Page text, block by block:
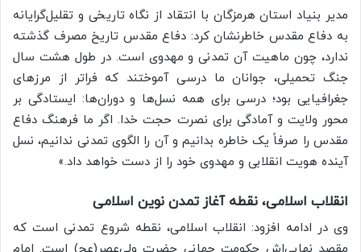
مدیر بنیاد استان هرمزگان با انتقاد از نگاه تاریخی و تقلیل‌گرایانه
به دفاع مقدس خاطرنشان کرد: دفاع مقدس تاریخ مصرف گذشته
ندارد، چون ماهیت آن تمدنی و مهدوی است. در طول هشت سال
جنگ تحمیلی، جوانان ما درسی آموختند که فراتر از مرزهای
جغرافیایی بود؛ درسی برای همه نسل‌ها و دوران‌ها: ایستادگی بر
محور ولایت و آمادگی برای نصرت حجت خدا. اگر ما فرهنگ دفاع
مقدس را صرفاً یک خاطره بدانیم و آن را الگوی تمدنی ندانیم، نسل
آینده هویت انقلابی و مهدوی خود را از دست خواهد داد.»
انقلاب اسلامی، نقطه آغاز تمدن نوین اسلامی
وی در ادامه افزود: انقلاب اسلامی، نقطه شروع تمدنی است که